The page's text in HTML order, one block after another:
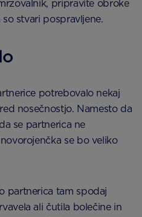
pripravite obroke
stvari pospravljene.
potrebovalo nekaj
nosečnostjo. Namesto da
se partnerica ne
se bo veliko
partnerica tam spodaj
ali čutila bolečine in